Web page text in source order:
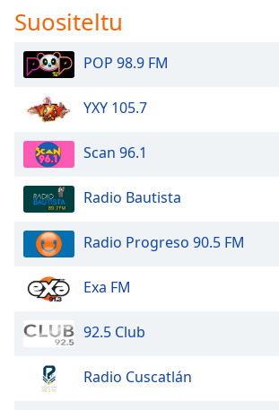
Font
Family
Done
Close
Dialog
End
dialog
Suositeltu
POP 98.9 FM
YXY 105.7
Scan 96.1
Radio Bautista
Radio Progreso 90.5 FM
Exa FM
92.5 Club
Radio Cuscatlán